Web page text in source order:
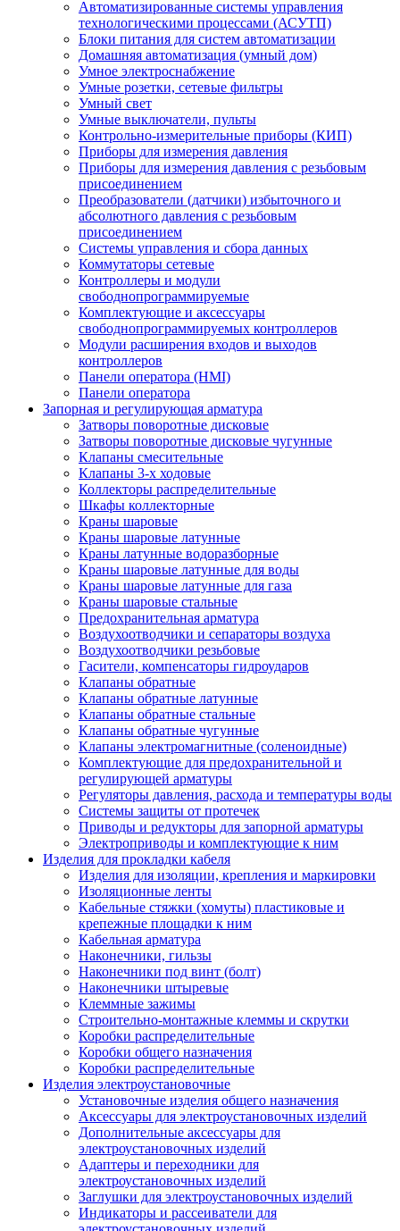
Автоматизированные системы управления
технологическими процессами (АСУТП)
Блоки питания для систем автоматизации
Домашняя автоматизация (умный дом)
Умное электроснабжение
Умные розетки, сетевые фильтры
Умный свет
Умные выключатели, пульты
Контрольно-измерительные приборы (КИП)
Приборы для измерения давления
Приборы для измерения давления с резьбовым
присоединением
Преобразователи (датчики) избыточного и
абсолютного давления с резьбовым
присоединением
Системы управления и сбора данных
Коммутаторы сетевые
Контроллеры и модули
свободнопрограммируемые
Комплектующие и аксессуары
свободнопрограммируемых контроллеров
Модули расширения входов и выходов
контроллеров
Панели оператора (HMI)
Панели оператора
Запорная и регулирующая арматура
Затворы поворотные дисковые
Затворы поворотные дисковые чугунные
Клапаны смесительные
Клапаны 3-х ходовые
Коллекторы распределительные
Шкафы коллекторные
Краны шаровые
Краны шаровые латунные
Краны латунные водоразборные
Краны шаровые латунные для воды
Краны шаровые латунные для газа
Краны шаровые стальные
Предохранительная арматура
Воздухоотводчики и сепараторы воздуха
Воздухоотводчики резьбовые
Гасители, компенсаторы гидроударов
Клапаны обратные
Клапаны обратные латунные
Клапаны обратные стальные
Клапаны обратные чугунные
Клапаны электромагнитные (соленоидные)
Комплектующие для предохранительной и
регулирующей арматуры
Регуляторы давления, расхода и температуры воды
Системы защиты от протечек
Приводы и редукторы для запорной арматуры
Электроприводы и комплектующие к ним
Изделия для прокладки кабеля
Изделия для изоляции, крепления и маркировки
Изоляционные ленты
Кабельные стяжки (хомуты) пластиковые и
крепежные площадки к ним
Кабельная арматура
Наконечники, гильзы
Наконечники под винт (болт)
Наконечники штыревые
Клеммные зажимы
Строительно-монтажные клеммы и скрутки
Коробки распределительные
Коробки общего назначения
Коробки распределительные
Изделия электроустановочные
Установочные изделия общего назначения
Аксессуары для электроустановочных изделий
Дополнительные аксессуары для
электроустановочных изделий
Адаптеры и переходники для
электроустановочных изделий
Заглушки для электроустановочных изделий
Индикаторы и рассеиватели для